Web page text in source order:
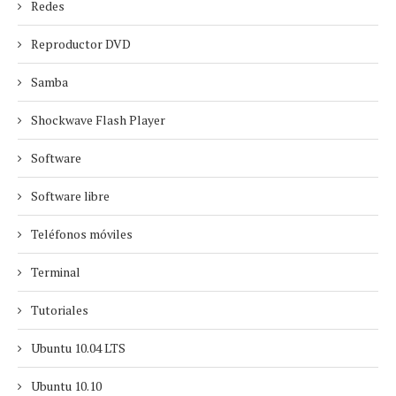
Redes
Reproductor DVD
Samba
Shockwave Flash Player
Software
Software libre
Teléfonos móviles
Terminal
Tutoriales
Ubuntu 10.04 LTS
Ubuntu 10.10